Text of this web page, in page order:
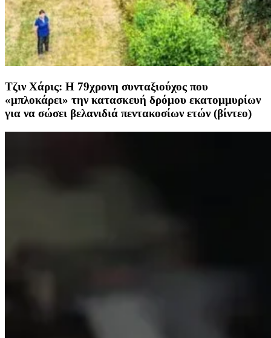
Τζιν Χάρις: Η 79χρονη συνταξιούχος που
«μπλοκάρει» την κατασκευή δρόμου εκατομμυρίων
για να σώσει βελανιδιά πεντακοσίων ετών (βίντεο)